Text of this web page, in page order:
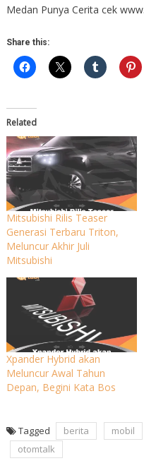
Medan Punya Cerita cek
Share this:
Related
Mitsubishi Rilis Teaser
Generasi Terbaru Triton,
Meluncur Akhir Juli
Mitsubishi
Xpander Hybrid akan
Meluncur Awal Tahun
Depan, Begini Kata Bos
Tagged berita mobil
otomtalk